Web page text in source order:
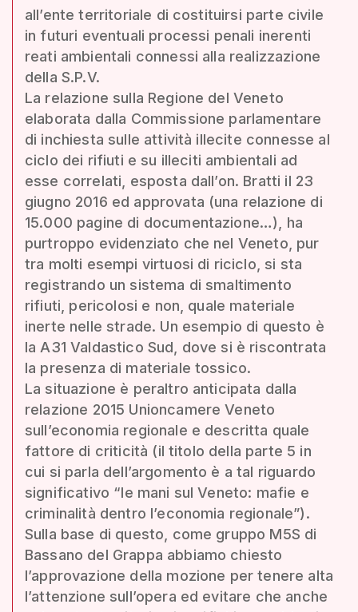
all’ente territoriale di costituirsi parte civile
in futuri eventuali processi penali inerenti
reati ambientali connessi alla realizzazione
della S.P.V.
La relazione sulla Regione del Veneto
elaborata dalla Commissione parlamentare
di inchiesta sulle attività illecite connesse al
ciclo dei rifiuti e su illeciti ambientali ad
esse correlati, esposta dall’on. Bratti il 23
giugno 2016 ed approvata (una relazione di
15.000 pagine di documentazione…), ha
purtroppo evidenziato che nel Veneto, pur
tra molti esempi virtuosi di riciclo, si sta
registrando un sistema di smaltimento
rifiuti, pericolosi e non, quale materiale
inerte nelle strade. Un esempio di questo è
la A31 Valdastico Sud, dove si è riscontrata
la presenza di materiale tossico.
La situazione è peraltro anticipata dalla
relazione 2015 Unioncamere Veneto
sull’economia regionale e descritta quale
fattore di criticità (il titolo della parte 5 in
cui si parla dell’argomento è a tal riguardo
significativo “le mani sul Veneto: mafie e
criminalità dentro l’economia regionale”).
Sulla base di questo, come gruppo M5S di
Bassano del Grappa abbiamo chiesto
l’approvazione della mozione per tenere alta
l’attenzione sull’opera ed evitare che anche